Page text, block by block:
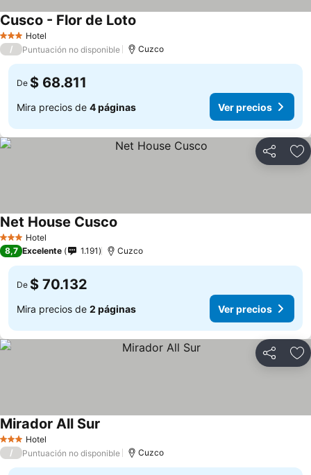
3 Estrellas
Hotel
Cusco - Flor de Loto
/ Puntuación no disponible Cuzco
De $ 68.811
Mira precios de 4 páginas Ver precios
Compartir
3 Estrellas
Hotel
Net House Cusco
8,7 Excelente 1.191 Cuzco
De $ 70.132
Mira precios de 2 páginas Ver precios
Compartir
3 Estrellas
Hotel
Mirador All Sur
/ Puntuación no disponible Cuzco